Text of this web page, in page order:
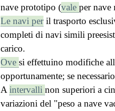
nave prototipo (valeper nave
Le navi peril trasporto
completi di navi simili
carico.
Ovesi effettuino modifiche
opportunamente; se
A intervallinon superiori a
variazioni del "peso a nave